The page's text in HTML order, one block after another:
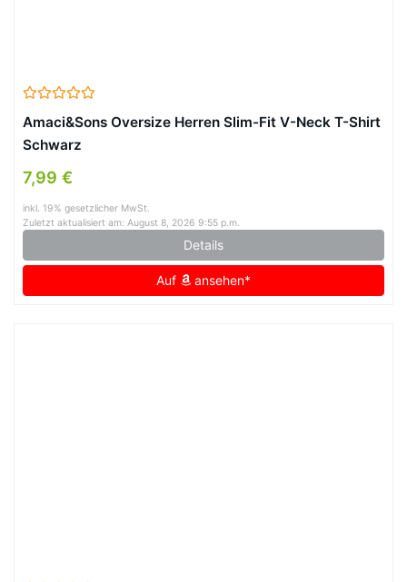
Amaci&Sons Oversize Herren Slim-Fit V-Neck T-Shirt
Schwarz
7,99 €
inkl. 19% gesetzlicher MwSt.
Zuletzt aktualisiert am: August 8, 2026 9:55 p.m.
Details
Auf ansehen*